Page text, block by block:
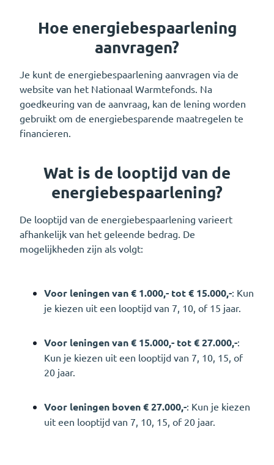
Hoe energiebespaarlening
aanvragen?
Je kunt de energiebespaarlening aanvragen via de
website van het Nationaal Warmtefonds. Na
goedkeuring van de aanvraag, kan de lening worden
gebruikt om de energiebesparende maatregelen te
financieren.
Wat is de looptijd van de
energiebespaarlening?
De looptijd van de energiebespaarlening varieert
afhankelijk van het geleende bedrag. De
mogelijkheden zijn als volgt:
Voor leningen van € 1.000,- tot € 15.000,-: Kun
je kiezen uit een looptijd van 7, 10, of 15 jaar.
Voor leningen van € 15.000,- tot € 27.000,-:
Kun je kiezen uit een looptijd van 7, 10, 15, of
20 jaar.
Voor leningen boven € 27.000,-: Kun je kiezen
uit een looptijd van 7, 10, 15, of 20 jaar.